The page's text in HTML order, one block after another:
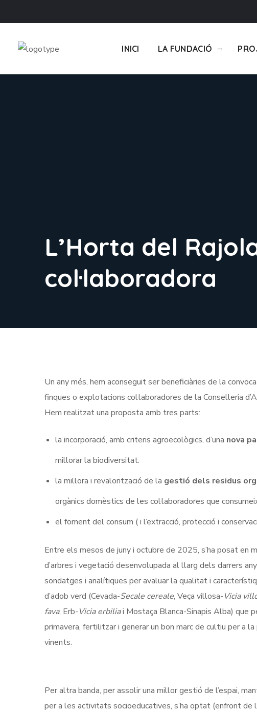
INICI LA FUNDACIÓ
L’Horta del
col·laboradora
Un any més, hem aconseguit ser beneficiàries de la
finques o explotacions col·laboradores de la Conselleria
Hem realitzat una proposta amb tres parts:
la incorporació, amb criteris agroecològics, d’una nova
millorar la biodiversitat.
la millora i revalorització de la gestió dels residus
orgànics domèstics de les col·laboradores que
el foment del consum ( i l’extracció, protecció i
Entre els mesos de juny i octubre de 2025, s’ha posat en
d’arbres i vegetació desenvolupada al llarg dels darrers
sondatges i analítiques per avaluar la qualitat i
d’adob verd (Cevada-Secale cereale, Veça villosa-Vicia
fava, Erb-Vicia erbiliai Mostaça Blanca-Sinapis Alba) que
primavera, fertilitzar i generar un bon marc de cultiu per a
vinents.
Per altra banda, per assolir una millor gestió de l’espai,
per a les activitats socioeducatives, s’ha optat (enfront